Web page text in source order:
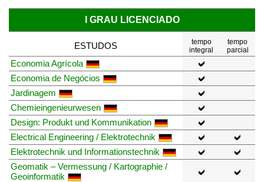
I GRAU LICENCIADO
ESTUDOS
tempo
integral
tempo
parcial
Economia Agrícola
Economia de Negócios
Jardinagem
Chemieingenieurwesen
Design: Produkt und Kommunikation
Electrical Engineering / Elektrotechnik
Elektrotechnik und Informationstechnik
Geomatik – Vermessung / Kartographie /
Geoinformatik